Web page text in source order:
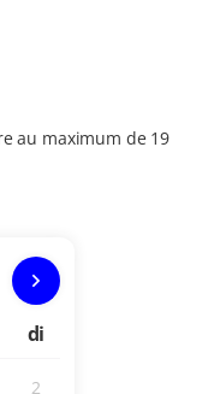
au maximum de 19
di
2